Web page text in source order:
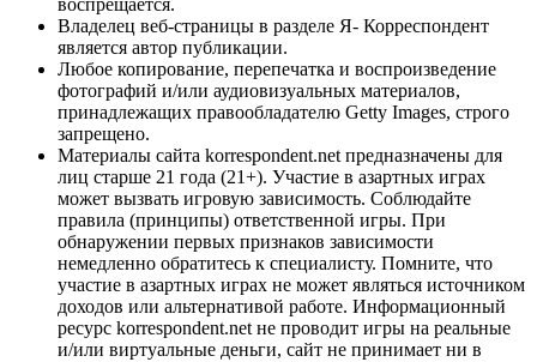
Владелец веб-страницы в разделе Я- Корреспондент
является автор публикации.
Любое копирование, перепечатка и воспроизведение
фотографий и/или аудиовизуальных материалов,
принадлежащих правообладателю Getty Images, строго
запрещено.
Материалы сайта korrespondent.net предназначены для
лиц старше 21 года (21+). Участие в азартных играх
может вызвать игровую зависимость. Соблюдайте
правила (принципы) ответственной игры. При
обнаружении первых признаков зависимости
немедленно обратитесь к специалисту. Помните, что
участие в азартных играх не может являться источником
доходов или альтернативой работе. Информационный
ресурс korrespondent.net не проводит игры на реальные
и/или виртуальные деньги, сайт не принимает ни в